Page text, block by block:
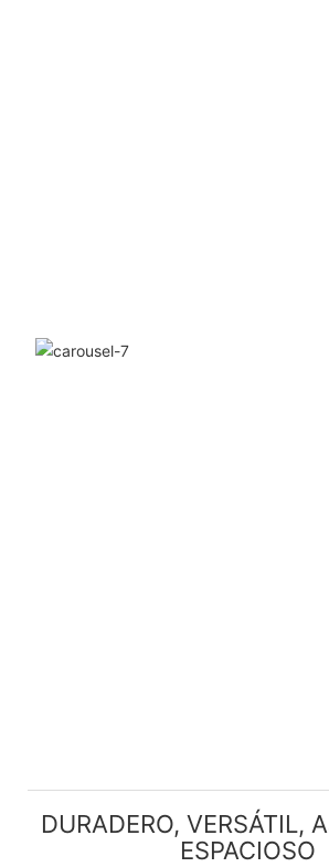
DURADERO, VERSÁTIL,
ESPACIOSO